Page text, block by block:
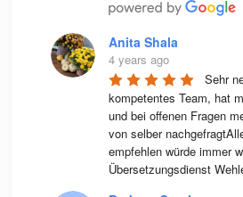
Anita Shala
4 years ago
Sehr
kompetentes Team, hat
und bei offenen Fragen
von selber
empfehlen würde immer
Übersetzungsdienst